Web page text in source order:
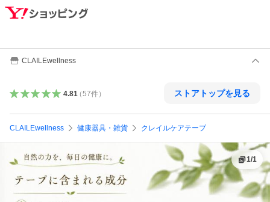
CLAILEwellness
4.81（57件） ストアトップを見る
CLAILEwellness 健康器具・雑貨 クレイルケアテープ
1/1